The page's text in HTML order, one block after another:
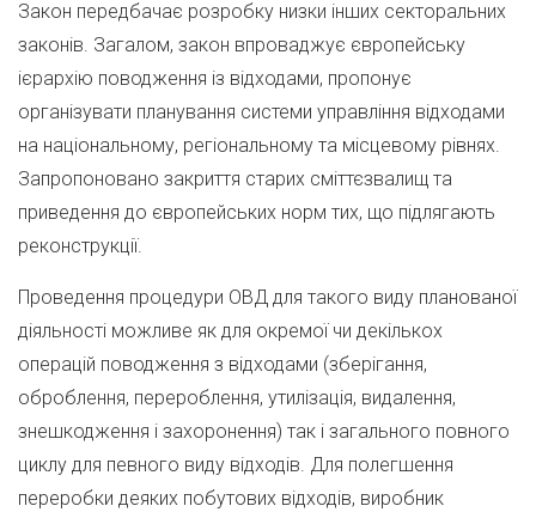
Закон передбачає розробку низки інших секторальних
законів. Загалом, закон впроваджує європейську
ієрархію поводження із відходами, пропонує
організувати планування системи управління відходами
на національному, регіональному та місцевому рівнях.
Запропоновано закриття старих сміттєзвалищ та
приведення до європейських норм тих, що підлягають
реконструкції.
Проведення процедури ОВД для такого виду планованої
діяльності можливе як для окремої чи декількох
операцій поводження з відходами (зберігання,
оброблення, перероблення, утилізація, видалення,
знешкодження і захоронення) так і загального повного
циклу для певного виду відходів. Для полегшення
переробки деяких побутових відходів, виробник